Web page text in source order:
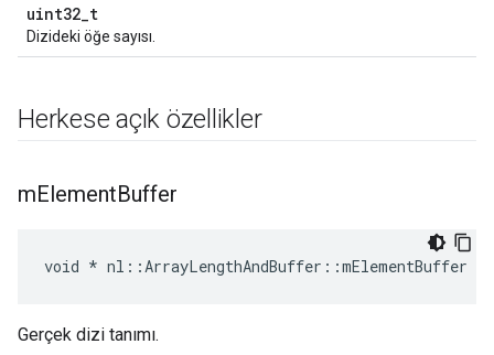
uint32_t
Dizideki öğe sayısı.
Herkese açık özellikler
mElementBuffer
void * nl::ArrayLengthAndBuffer::mElementBuffer
Gerçek dizi tanımı.